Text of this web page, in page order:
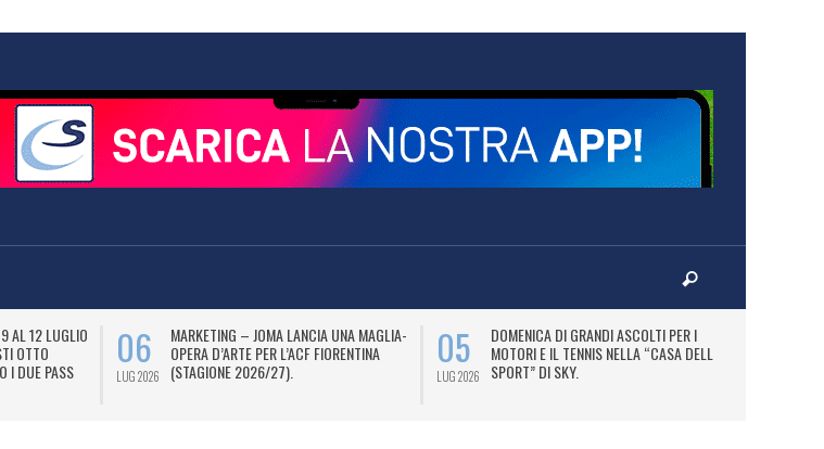
AL 12 LUGLIO
OTTO
I DUE PASS
06
LUG 2026
MARKETING – JOMA LANCIA UNA MAGLIA-
OPERA D’ARTE PER L’ACF FIORENTINA
(STAGIONE 2026/27).
05
LUG 2026
DOMENICA DI GRANDI ASCOLTI PER I
MOTORI E IL TENNIS NELLA “CASA DELLO
SPORT” DI SKY.